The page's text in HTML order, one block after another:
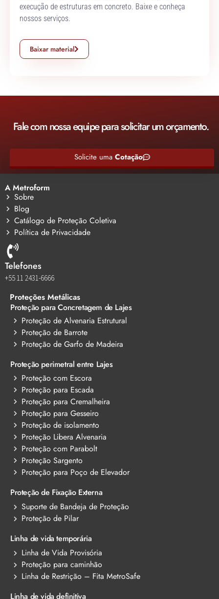
execução de estruturas em concreto. Baixe e conheça
nossos serviços.
Baixar material
Fale com nossa equipe para solicitar um orçamento.
Solicite uma Cotação
A Metroform
Sobre
Blog
Catálogo de Proteção Coletiva
Política de Privacidade
Telefones
+55 11 2431-6666
Proteções Metálicas
Proteção para Concretagem de Lajes
Proteção de Alvenaria Estrutural
Proteção de Barrote
Proteção de Garfo de Madeira
Proteção perimetral entre Lajes
Proteção com Escora
Proteção para Escada
Proteção para Cremalheira
Proteção para Gesseiro
Proteção de isolamento
Proteção Libera Alvenaria
Proteção com Parabolt
Proteção Sargento
Proteção para Poço de Elevador
Proteção de Fixação Externa
Suporte de Bandeja de Proteção
Proteção de Pilar
Linha de vida temporária
Linha de Vida Provisória
Proteção para caminhão
Linha de Restrição – Fita MetroSafe
Linha de vida definitiva